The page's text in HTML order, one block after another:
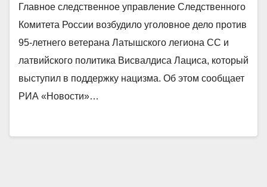
Главное следственное управление Следственного
Комитета России возбудило уголовное дело против
95-летнего ветерана Латышского легиона СС и
латвийского политика Висвалдиса Лациса, который
выступил в поддержку нацизма. Об этом сообщает
РИА «Новости»…